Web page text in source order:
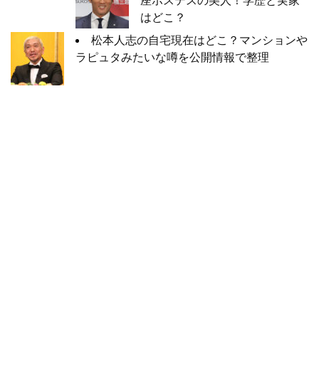
はどこ？
松本人志の自宅現在はどこ？マンションや
ラピュタみたいな噂を公開情報で整理